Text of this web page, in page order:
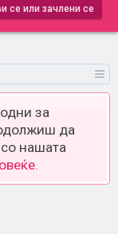
се или зачлени се
за
да
нашата